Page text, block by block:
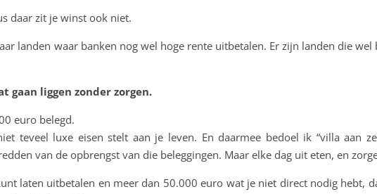
daar zit je winst ook niet.
landen waar banken nog wel hoge rente uitbetalen. Er zijn landen die
gaan liggen zonder zorgen.
euro belegd.
teveel luxe eisen stelt aan je leven. En daarmee bedoel ik “villa aan
van de opbrengst van die beleggingen. Maar elke dag uit eten, en
laten uitbetalen en meer dan 50.000 euro wat je niet direct nodig hebt,